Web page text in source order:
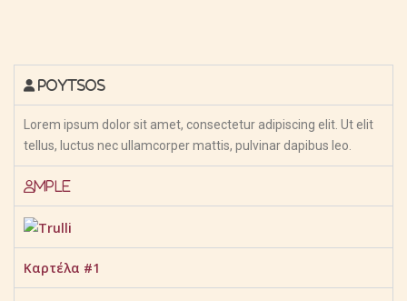
Poytsos
Lorem ipsum dolor sit amet, consectetur adipiscing elit. Ut elit
tellus, luctus nec ullamcorper mattis, pulvinar dapibus leo.
Mple
Καρτέλα #1